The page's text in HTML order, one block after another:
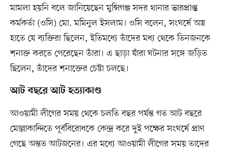
মামলা হয়নি বলে জানিয়েছেন মুন্সিগঞ্জ সদর থানার ভারপ্রাপ্ত
কর্মকর্তা (ওসি) মো. মমিনুল ইসলাম। ওসি বলেন, সংঘর্ষে অস্ত্র
হাতে যে ব্যক্তিরা ছিলেন, ইতিমধ্যে তাঁদের মধ্য থেকে তিনজনকে
শনাক্ত করতে পেরেছেন তাঁরা। এ ছাড়া যাঁরা ঘটনার সঙ্গে জড়িত
ছিলেন, তাঁদের শনাক্তের চেষ্টা চলছে।
আট বছরে আট হত্যাকাণ্ড
আওয়ামী লীগের সময় থেকে চলতি বছর পর্যন্ত গত আট বছরে
মোল্লাকান্দিতে পূর্ববিরোধকে কেন্দ্র করে দুই পক্ষের সংঘর্ষে প্রাণ
গেছে অন্তত আটজনের। এর মধ্যে আওয়ামী লীগের সময় তাদের